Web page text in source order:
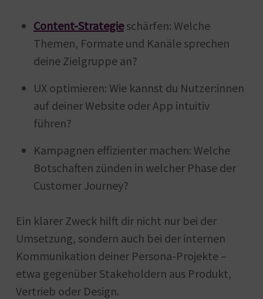
Content-Strategieschärfen: Welche
Themen, Formate und Kanäle sprechen
deine Zielgruppe an?
UX optimieren: Wie kannst du Nutzer:innen
auf deiner Website oder App intuitiv
führen?
Kampagnen effizienter machen: Welche
Botschaften zünden in welcher Phase der
Customer Journey?
Ein klarer Zweck hilft dir nicht nur bei der
Umsetzung, sondern auch bei der internen
Kommunikation deiner Persona-Projekte –
etwa gegenüber Stakeholdern aus Produkt,
Vertrieb oder Design.